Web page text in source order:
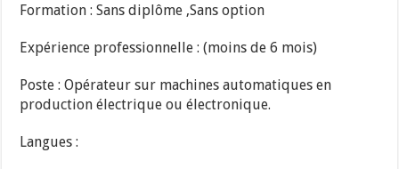
Formation : Sans diplôme ,Sans option
Expérience professionnelle : (moins de 6 mois)
Poste : Opérateur sur machines automatiques en
production électrique ou électronique.
Langues :